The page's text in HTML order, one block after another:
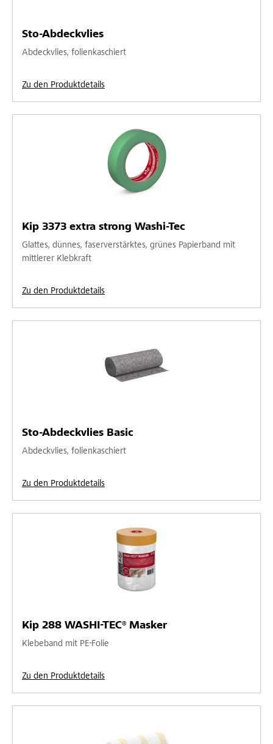
Sto-Abdeckvlies
Abdeckvlies, folienkaschiert
Zu den Produktdetails
Kip 3373 extra strong Washi-Tec
Glattes, dünnes, faserverstärktes, grünes Papierband mit
mittlerer Klebkraft
Zu den Produktdetails
Sto-Abdeckvlies Basic
Abdeckvlies, folienkaschiert
Zu den Produktdetails
Kip 288 WASHI-TEC® Masker
Klebeband mit PE-Folie
Zu den Produktdetails